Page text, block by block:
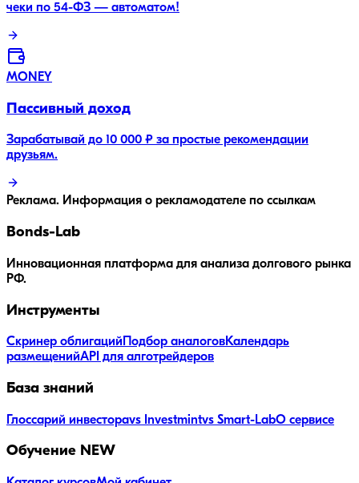
чеки по 54-ФЗ — автоматом!
MONEY
Пассивный доход
Зарабатывай до 10 000 ₽ за простые рекомендации
друзьям.
Реклама. Информация о рекламодателе по ссылкам
Bonds-Lab
Инновационная платформа для анализа долгового рынка
РФ.
Инструменты
Скринер облигацийПодбор аналоговКалендарь
размещенийAPI для алготрейдеров
База знаний
Глоссарий инвестораvs Investmintvs Smart-LabО сервисе
Обучение NEW